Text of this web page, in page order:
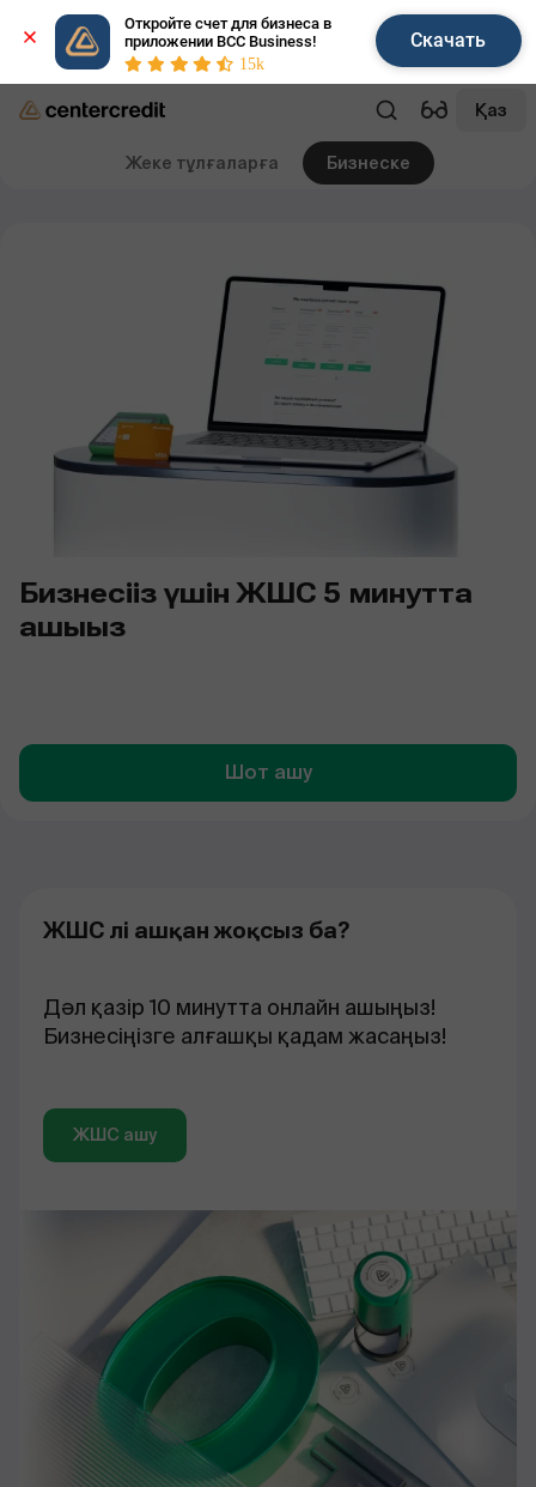
Откройте счет для бизнеса в
приложении BCC Business!
15k
Скачать
Қаз
Жеке тұлғаларға Бизнеске
Бизнесіңіз үшін ЖШС 5 минутта
ашыңыз
Шот ашу
ЖШС әлі ашқан жоқсыз ба?
Дәл қазір 10 минутта онлайн ашыңыз!
Бизнесіңізге алғашқы қадам жасаңыз!
ЖШС ашу